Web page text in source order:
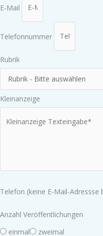
E-Mail
Telefonnummer
Rubrik
Kleinanzeige
Telefon (keine E-Mail-Adressse
Anzahl Veröffentlichungen
einmal
zweimal